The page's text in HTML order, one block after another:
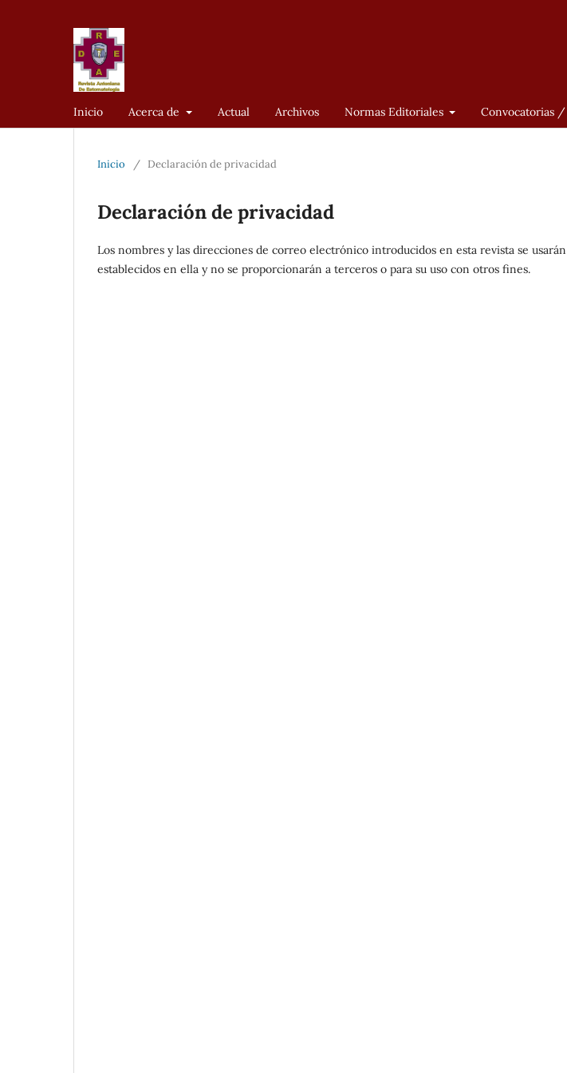
Inicio Acerca de Actual Archivos Normas Editoriales Convocatorias
Inicio / Declaración de privacidad
Declaración de privacidad
Los nombres y las direcciones de correo electrónico introducidos en esta revista se
establecidos en ella y no se proporcionarán a terceros o para su uso con otros fines.